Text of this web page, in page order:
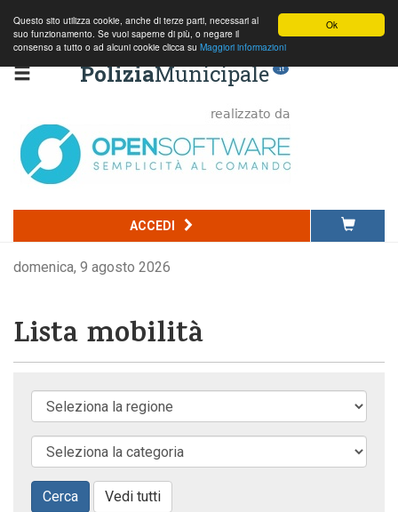
Ok
Questo sito utilizza cookie, anche di terze parti, necessari al
suo funzionamento. Se vuoi saperne di più, o negare il
consenso a tutto o ad alcuni cookie clicca su Maggiori informazioni
PoliziaMunicipale .it
ACCEDI
domenica, 9 agosto 2026
Lista mobilità
Cerca Vedi tutti